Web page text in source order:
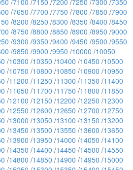
/7100 /7150 /7200 /7250 /7300 /7350
/7650 /7700 /7750 /7800 /7850 /7900
/8200 /8250 /8300 /8350 /8400 /8450
/8750 /8800 /8850 /8900 /8950 /9000
/9300 /9350 /9400 /9450 /9500 /9550
/9850 /9900 /9950 /10000 /10050
/10300 /10350 /10400 /10450 /10500
/10750 /10800 /10850 /10900 /10950
/11200 /11250 /11300 /11350 /11400
/11650 /11700 /11750 /11800 /11850
/12100 /12150 /12200 /12250 /12300
/12550 /12600 /12650 /12700 /12750
/13000 /13050 /13100 /13150 /13200
/13450 /13500 /13550 /13600 /13650
/13900 /13950 /14000 /14050 /14100
/14350 /14400 /14450 /14500 /14550
/14800 /14850 /14900 /14950 /15000